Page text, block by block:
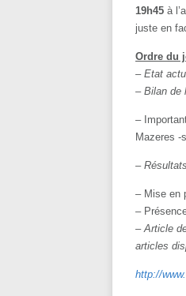
19h45 à
juste en
Ordre du
– Etat
– Bilan de
–
Mazeres -
–
– Mise en
–
– Article
articles
http://